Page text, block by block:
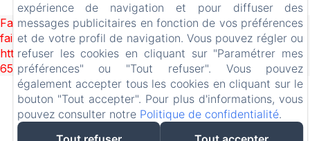
Failed to load BookingEngine/index: Loading chunk 93
failed. (missing:
https://d1cmur5l0xva3h.cloudfront.net/packs/93-
65acea04403f90f9-51549dd374e3067c.js)
expérience de navigation et pour diffuser des
messages publicitaires en fonction de vos préférences
et de votre profil de navigation. Vous pouvez régler ou
refuser les cookies en cliquant sur "Paramétrer mes
préférences" ou "Tout refuser". Vous pouvez
également accepter tous les cookies en cliquant sur le
bouton "Tout accepter". Pour plus d'informations, vous
pouvez consulter notre Politique de confidentialité.